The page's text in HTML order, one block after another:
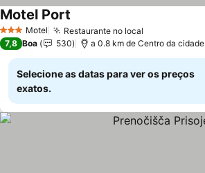
3 EstrelasMotel Restaurante no local
Motel Port
7,8 Boa 530 a 0.8 km de Centro da cidade
Selecione as datas para ver os preços
exatos.